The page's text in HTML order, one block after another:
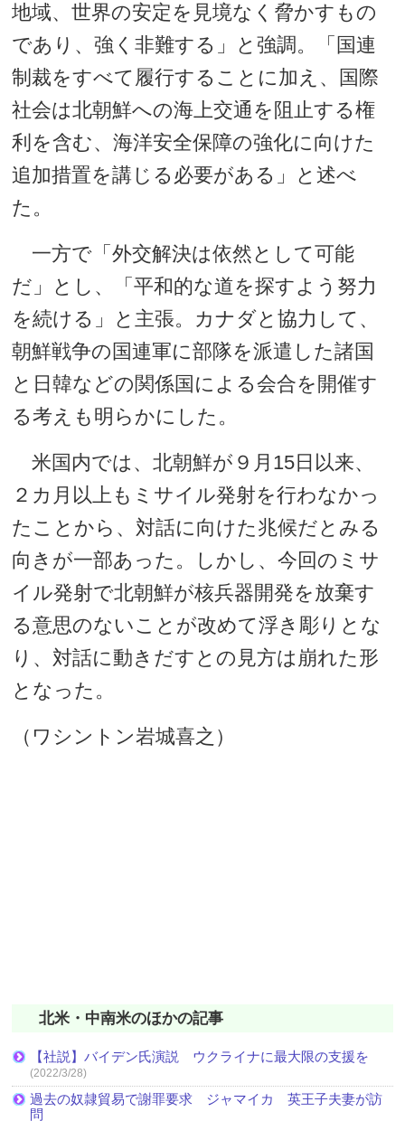
地域、世界の安定を見境なく脅かすもの
であり、強く非難する」と強調。「国連
制裁をすべて履行することに加え、国際
社会は北朝鮮への海上交通を阻止する権
利を含む、海洋安全保障の強化に向けた
追加措置を講じる必要がある」と述べ
た。
一方で「外交解決は依然として可能
だ」とし、「平和的な道を探すよう努力
を続ける」と主張。カナダと協力して、
朝鮮戦争の国連軍に部隊を派遣した諸国
と日韓などの関係国による会合を開催す
る考えも明らかにした。
米国内では、北朝鮮が９月15日以来、
２カ月以上もミサイル発射を行わなかっ
たことから、対話に向けた兆候だとみる
向きが一部あった。しかし、今回のミサ
イル発射で北朝鮮が核兵器開発を放棄す
る意思のないことが改めて浮き彫りとな
り、対話に動きだすとの見方は崩れた形
となった。
（ワシントン岩城喜之）
北米・中南米のほかの記事
【社説】バイデン氏演説 ウクライナに最大限の支援を
(2022/3/28)
過去の奴隷貿易で謝罪要求 ジャマイカ 英王子夫妻が訪
問